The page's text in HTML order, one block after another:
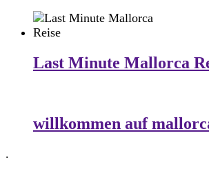
Last Minute Mallorca
willkommen auf
.